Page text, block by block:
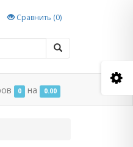
Сравнить (0)
0 на 0.00